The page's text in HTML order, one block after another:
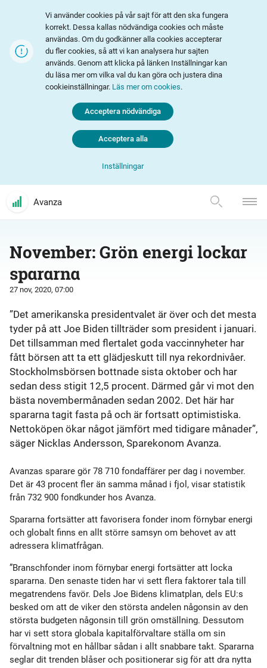
Vi använder cookies på vår sajt för att den ska fungera
korrekt. Dessa kallas nödvändiga cookies och måste
användas. Om du godkänner alla cookies accepterar
du fler cookies, så att vi kan analysera hur sajten
används. Genom att klicka på länken Inställningar kan
du läsa mer om vilka val du kan göra och justera dina
cookieinställningar. Läs mer om cookies.
Inställningar
Acceptera nödvändiga
Acceptera alla
Avanza
November: Grön energi lockar
spararna
27 nov, 2020, 07:00
”Det amerikanska presidentvalet är över och det mesta
tyder på att Joe Biden tillträder som president i januari.
Det tillsamman med flertalet goda vaccinnyheter har
fått börsen att ta ett glädjeskutt till nya rekordnivåer.
Stockholmsbörsen bottnade sista oktober och har
sedan dess stigit 12,5 procent. Därmed går vi mot den
bästa novembermånaden sedan 2002. Det här har
spararna tagit fasta på och är fortsatt optimistiska.
Nettoköpen ökar något jämfört med tidigare månader”,
säger Nicklas Andersson, Sparekonom Avanza.
Avanzas sparare gör 78 710 fondaffärer per dag i november.
Det är 43 procent fler än samma månad i fjol, visar statistik
från 732 900 fondkunder hos Avanza.
Spararna fortsätter att favorisera fonder inom förnybar energi
och globalt finns en allt större samsyn om behovet av att
adressera klimatfrågan.
”Branschfonder inom förnybar energi fortsätter att locka
spararna. Den senaste tiden har vi sett flera faktorer tala till
megatrendens favör. Dels Joe Bidens klimatplan, dels EU:s
besked om att de viker den största andelen någonsin av den
största budgeten någonsin till grön omställning. Dessutom
har vi sett stora globala kapitalförvaltare ställa om sin
förvaltning mot en hållbar sådan i allt snabbare takt. Spararna
seglar dit trenden blåser och positionerar sig för att dra nytta